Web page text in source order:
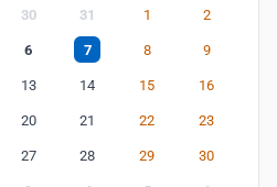
30 31 1 2
6 7 8 9
13 14 15 16
20 21 22 23
27 28 29 30